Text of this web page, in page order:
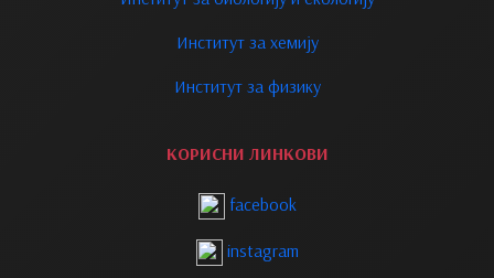
Институт за хемију
Институт за физику
КОРИСНИ ЛИНКОВИ
facebook
instagram